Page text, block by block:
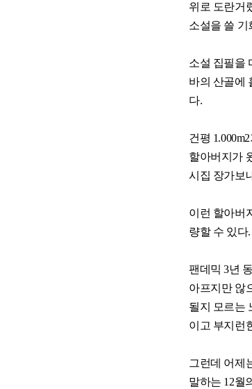
위로 도란거
소설을 쓸 기
소설 집필을
바의 산골에
다.
건평
할아버지가
시집 장가보
이런 할아버
량할 수 있다
팬데믹 3년
아프지만 않
될지 모르는
이고 부지런
그런데 어제
말하는 12월